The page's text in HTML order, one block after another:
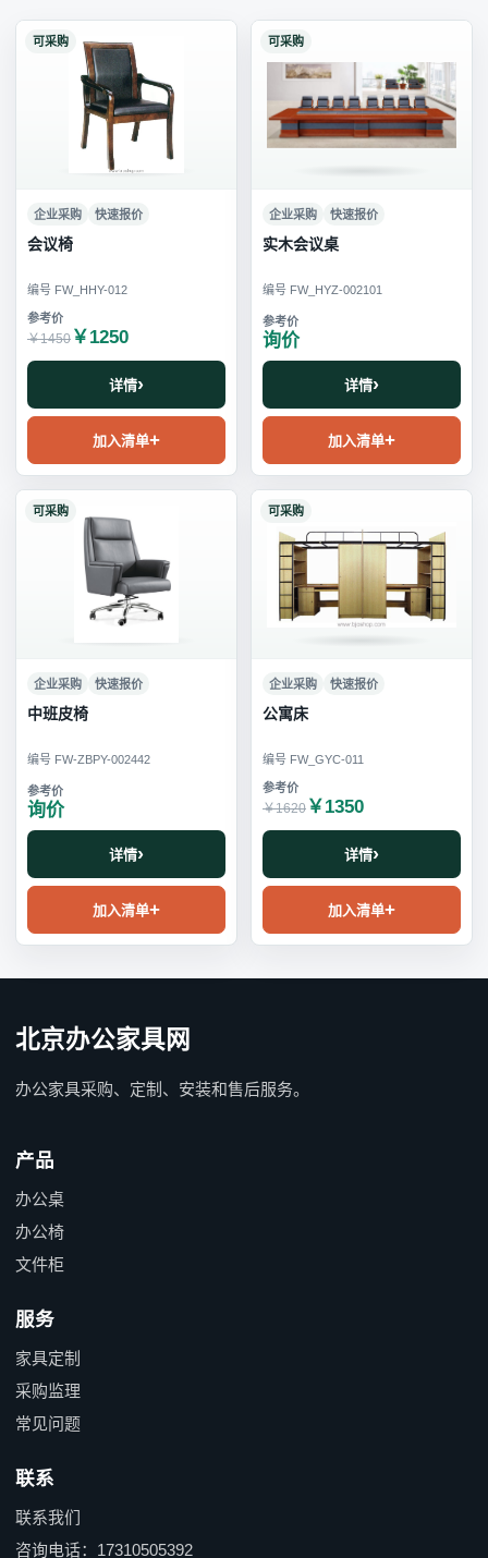
可采购
企业采购 快速报价
会议椅
编号 FW_HHY-012
￥1450 ￥1250
详情
加入清单
可采购
企业采购 快速报价
实木会议桌
编号 FW_HYZ-002101
询价
详情
加入清单
可采购
企业采购 快速报价
中班皮椅
编号 FW-ZBPY-002442
询价
详情
加入清单
可采购
企业采购 快速报价
公寓床
编号 FW_GYC-011
￥1620 ￥1350
详情
加入清单
北京办公家具网
办公家具采购、定制、安装和售后服务。
产品
办公桌
办公椅
文件柜
服务
家具定制
采购监理
常见问题
联系
联系我们
咨询电话：17310505392